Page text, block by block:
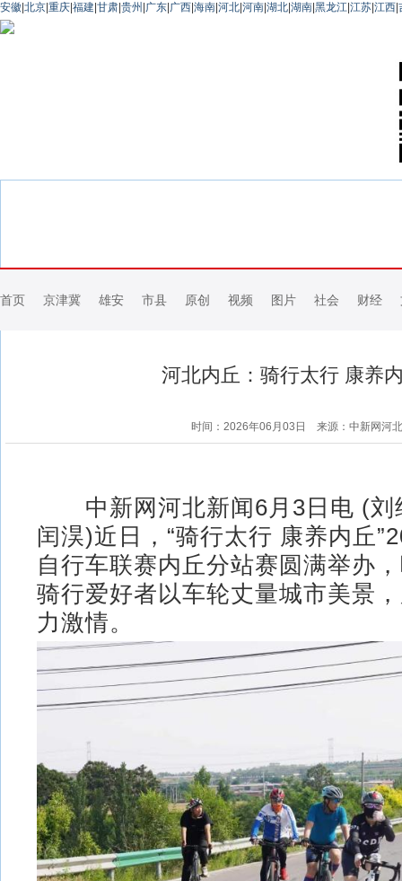
安徽 北京 重庆 福建 甘肃 贵州 广东 广西 海南 河北 河南 湖北 湖南 黑龙江 江苏 江西
首页 京津冀 雄安 市县 原创 视频 图片 社会 财经
河北内丘：骑行太行 康养
时间：2026年06月03日 来源：中新网河北
中新网河北新闻6月3日电 (刘
闰淏)近日，“骑行太行 康养内丘
自行车联赛内丘分站赛圆满举办
骑行爱好者以车轮丈量城市美景
力激情。